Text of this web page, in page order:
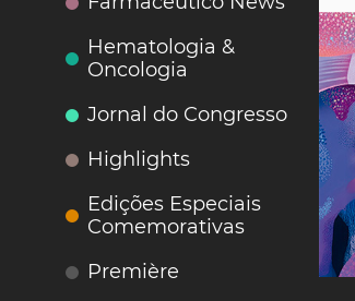
Hematologia &
Oncologia
Jornal do Congresso
Highlights
Edições Especiais
Comemorativas
Première